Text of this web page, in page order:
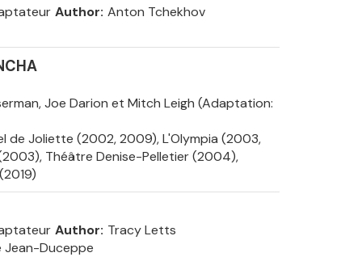
Author Anton Tchekhov
Joe Darion et Mitch Leigh (Adaptation:
de Joliette (2002, 2009), L'Olympia (2003,
Théâtre Denise-Pelletier (2004),
Author Tracy Letts
Jean-Duceppe